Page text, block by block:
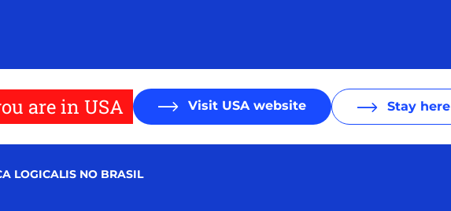
are in USA Visit USA website Stay here
LOGICALIS NO BRASIL